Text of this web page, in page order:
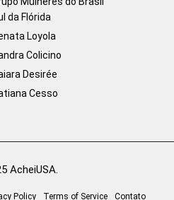
da Flórida
Loyola
Colicino
Desirée
Cesso
AcheiUSA.
Policy Terms of Service Contato